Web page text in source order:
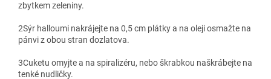
zbytkem zeleniny.
2Sýr halloumi nakrájejte na 0,5 cm plátky a na oleji osmažte na
pánvi z obou stran dozlatova.
3Cuketu omyjte a na spiralizéru, nebo škrabkou naškrábejte na
tenké nudličky.